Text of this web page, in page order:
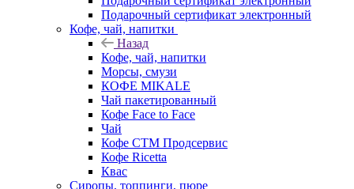
Подарочный сертификат электронный
Кофе, чай, напитки
Назад
Кофе, чай, напитки
Морсы, смузи
КОФЕ MIKALE
Чай пакетированный
Кофе Face to Face
Чай
Кофе СТМ Продсервис
Кофе Ricetta
Квас
Сиропы, топпинги, пюре